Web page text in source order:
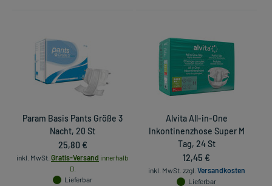
Param Basis Pants Größe 3
Nacht, 20 St
25,80 €
inkl. MwSt. Gratis-Versand innerhalb
D.
Lieferbar
Alvita All-in-One
Inkontinenzhose Super M
Tag, 24 St
12,45 €
inkl. MwSt. zzgl. Versandkosten
Lieferbar